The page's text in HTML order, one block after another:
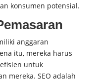
konsumen potensial.
anggaran
itu, mereka harus
untuk
mereka. SEO adalah